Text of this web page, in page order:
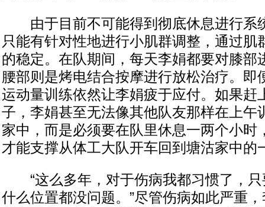
由于目前不可能得到彻底休息进行系
只能有针对性地进行小肌群调整，通过肌
的稳定。在队期间，每天李娟都要对膝部
腰部则是烤电结合按摩进行放松治疗。即
运动量训练依然让李娟疲于应付。如果赶
子，李娟甚至无法像其他队友那样在上午
家中，而是必须要在队里休息一两个小时
才能支撑从体工大队开车回到塘沽家中的
“这么多年，对于伤病我都习惯了，只
什么位置都没问题。”尽管伤病如此严重